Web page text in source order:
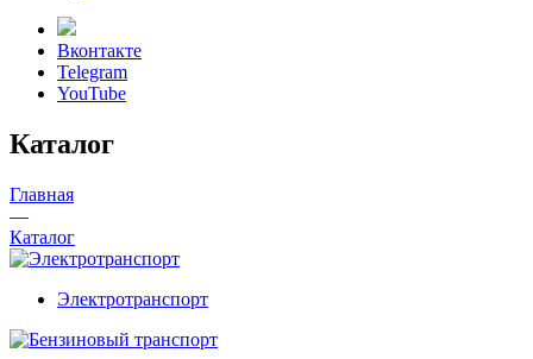
Вконтакте
Telegram
YouTube
Каталог
Главная
—
Каталог
Электротранспорт